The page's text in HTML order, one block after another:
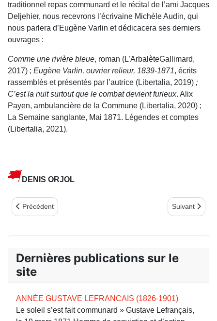
traditionnel repas communard et le récital de l’ami Jacques
Deljehier, nous recevrons l’écrivaine Michèle Audin, qui
nous parlera d’Eugène Varlin et dédicacera ses derniers
ouvrages :
Comme une rivière bleue, roman (L’ArbalèteGallimard,
2017) ; Eugène Varlin, ouvrier relieur, 1839-1871, écrits
rassemblés et présentés par l’autrice (Libertalia, 2019) ;
C’est la nuit surtout que le combat devient furieux. Alix
Payen, ambulancière de la Commune (Libertalia, 2020) ;
La Semaine sanglante, Mai 1871. Légendes et comptes
(Libertalia, 2021).
DENIS ORJOL
Article précédent : 150e anniversaire - Une tapisserie en
Précédent Article suivant
Suivant
Dernières publications sur le
site
ANNÉE GUSTAVE LEFRANCAIS (1826-1901)
Le soleil s’est fait communard » Gustave Lefrançais,